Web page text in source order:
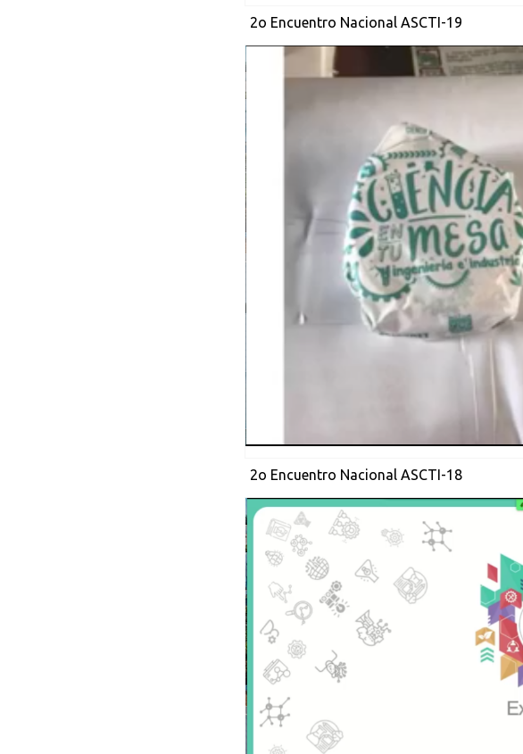
2o Encuentro Nacional ASCTI-19
2o Encuentro Nacional ASCTI-18